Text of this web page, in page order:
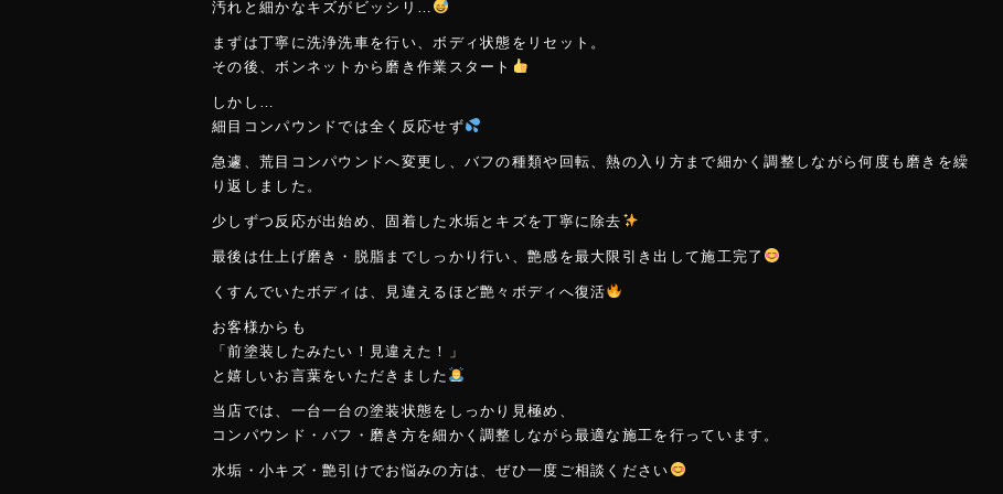
汚れと細かなキズがビッシリ…
まずは丁寧に洗浄洗車を行い、ボディ状態をリセット。
その後、ボンネットから磨き作業スタート
しかし…
細目コンパウンドでは全く反応せず
急遽、荒目コンパウンドへ変更し、バフの種類や回転、熱の入り方まで細かく調整しながら何度も磨きを繰
り返しました。
少しずつ反応が出始め、固着した水垢とキズを丁寧に除去
最後は仕上げ磨き・脱脂までしっかり行い、艶感を最大限引き出して施工完了
くすんでいたボディは、見違えるほど艶々ボディへ復活
お客様からも
「前塗装したみたい！見違えた！」
と嬉しいお言葉をいただきました
当店では、一台一台の塗装状態をしっかり見極め、
コンパウンド・バフ・磨き方を細かく調整しながら最適な施工を行っています。
水垢・小キズ・艶引けでお悩みの方は、ぜひ一度ご相談ください